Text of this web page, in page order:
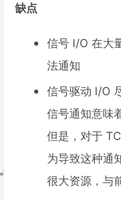
缺点
信号 I/O 在大
法通知
信号驱动 I/O
信号通知意味
但是，对于
为导致这种通
很大资源，与